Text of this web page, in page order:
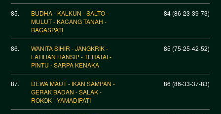
85.
BUDHA - KALKUN - SALTO -
MULUT - KACANG TANAH -
BAGASPATI
84 (86-23-39-73)
86.
WANITA SIHIR - JANGKRIK -
LATIHAN HANSIP - TERATAI -
PINTU - SARPA KENAKA
85 (75-25-42-52)
87.
DEWA MAUT - IKAN SAMPAN -
GERAK BADAN - SALAK -
ROKOK - YAMADIPATI
86 (86-33-37-83)